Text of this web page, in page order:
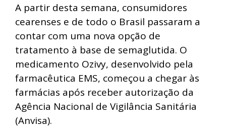
A partir desta semana, consumidores
cearenses e de todo o Brasil passaram a
contar com uma nova opção de
tratamento à base de semaglutida. O
medicamento Ozivy, desenvolvido pela
farmacêutica EMS, começou a chegar às
farmácias após receber autorização da
Agência Nacional de Vigilância Sanitária
(Anvisa).